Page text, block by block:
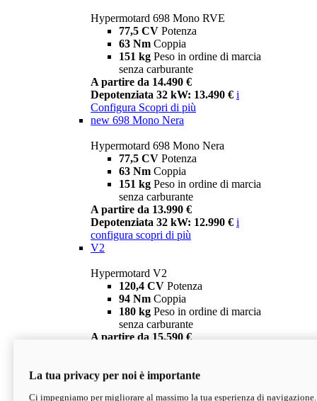
Hypermotard 698 Mono RVE
77,5 CV Potenza
63 Nm Coppia
151 kg Peso in ordine di marcia
senza carburante
A partire da 14.490 €
Depotenziata 32 kW: 13.490 € i
Configura Scopri di più
new 698 Mono Nera
Hypermotard 698 Mono Nera
77,5 CV Potenza
63 Nm Coppia
151 kg Peso in ordine di marcia
senza carburante
A partire da 13.990 €
Depotenziata 32 kW: 12.990 € i
configura scopri di più
V2
Hypermotard V2
120,4 CV Potenza
94 Nm Coppia
180 kg Peso in ordine di marcia
senza carburante
A partire da 15.590 €
V2 SP
La tua privacy per noi è importante
Ci impegniamo per migliorare al massimo la tua esperienza di